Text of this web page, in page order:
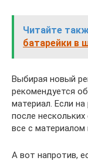
Читайте
батарейки в
Выбирая новый
рекомендуется
материал. Если
после нескольких
все с материалом
А вот напротив,